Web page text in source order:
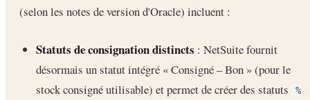
(selon les notes de version d'Oracle) incluent :
Statuts de consignation distincts : NetSuite fournit
désormais un statut intégré « Consigné – Bon » (pour le
stock consigné utilisable) et permet de créer des statuts
%